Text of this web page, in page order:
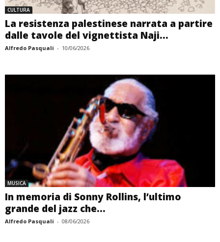
CULTURA
La resistenza palestinese narrata a partire
dalle tavole del vignettista Naji...
Alfredo Pasquali - 10/06/2026
MUSICA
In memoria di Sonny Rollins, l’ultimo
grande del jazz che...
Alfredo Pasquali - 08/06/2026